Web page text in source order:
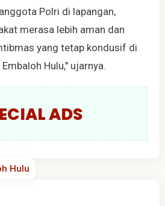
Polri di lapangan,
merasa lebih aman dan
yang tetap kondusif di
Hulu," ujarnya.
ADS
Hulu